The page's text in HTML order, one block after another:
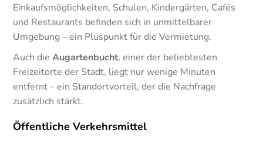
Einkaufsmöglichkeiten, Schulen, Kindergärten, Cafés
und Restaurants befinden sich in unmittelbarer
Umgebung – ein Pluspunkt für die Vermietung.
Auch dieAugartenbucht, einer der beliebtesten
Freizeitorte der Stadt, liegt nur wenige Minuten
entfernt – ein Standortvorteil, der die Nachfrage
zusätzlich stärkt.
Öffentliche Verkehrsmittel